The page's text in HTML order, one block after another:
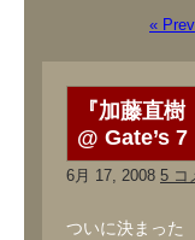
« Prev
『加藤直
@ Gate’s 7
6月 17, 2008 5 コ
ついに決まった